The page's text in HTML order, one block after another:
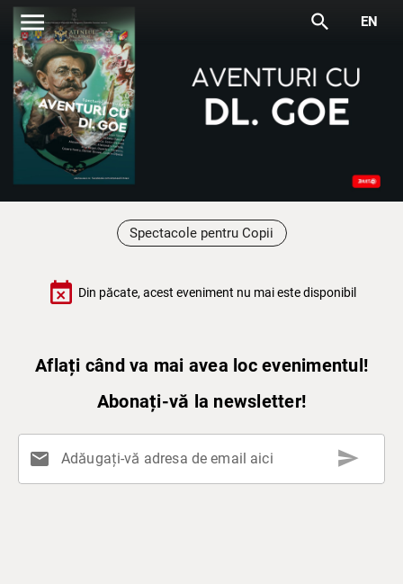
menu search EN
Spectacole pentru Copii
event_busy Din păcate, acest eveniment nu mai este disponibil
Aflați când va mai avea loc evenimentul!
Abonați-vă la newsletter!
mail Adăugați-vă adresa de email aici send